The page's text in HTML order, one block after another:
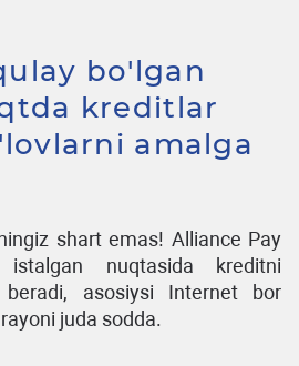
bo'lgan
kreditlar
amalga
shart emas! Alliance Pay
istalgan nuqtasida kreditni
beradi, asosiysi Internet bor
juda sodda.